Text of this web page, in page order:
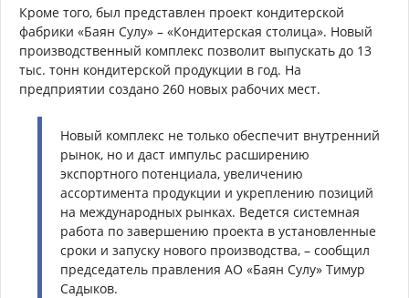
Кроме того, был представлен проект кондитерской
фабрики «Баян Сулу» – «Кондитерская столица». Новый
производственный комплекс позволит выпускать до 13
тыс. тонн кондитерской продукции в год. На
предприятии создано 260 новых рабочих мест.
Новый комплекс не только обеспечит внутренний
рынок, но и даст импульс расширению
экспортного потенциала, увеличению
ассортимента продукции и укреплению позиций
на международных рынках. Ведется системная
работа по завершению проекта в установленные
сроки и запуску нового производства, – сообщил
председатель правления АО «Баян Сулу» Тимур
Садыков.